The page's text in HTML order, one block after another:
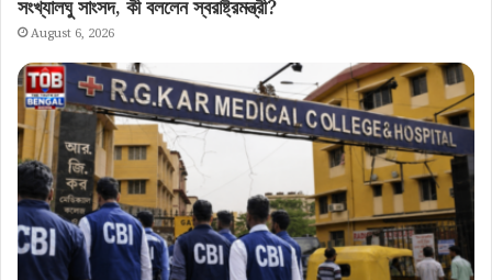
সংখ্যালঘু সাংসদ, কী বললেন স্বরাষ্ট্রমন্ত্রী?
August 6, 2026